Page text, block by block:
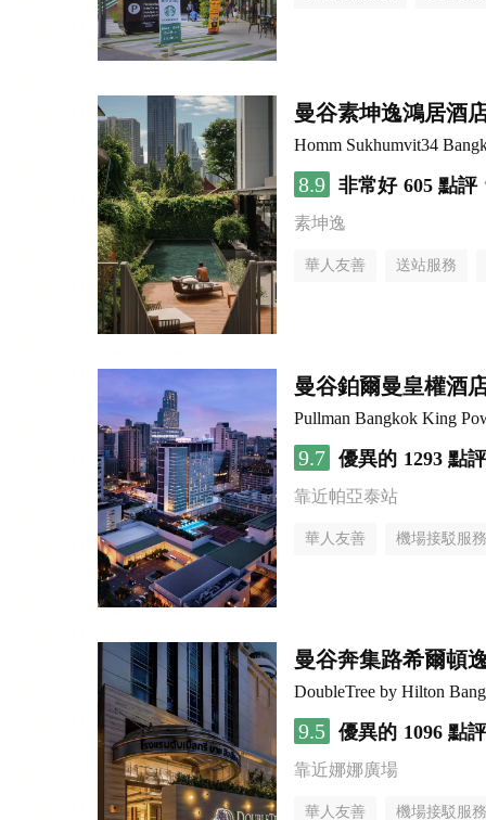
曼谷素坤逸鴻居酒
Homm Sukhumvit34
8.9 非常好 605 點評
素坤逸
華人友善 送站服務
曼谷鉑爾曼皇權酒
Pullman Bangkok King
9.7 優異的 1293 點評
靠近帕亞泰站
華人友善 機場接駁服務
曼谷奔集路希爾頓
DoubleTree by Hilton
9.5 優異的 1096 點評
靠近娜娜廣場
華人友善 機場接駁服務